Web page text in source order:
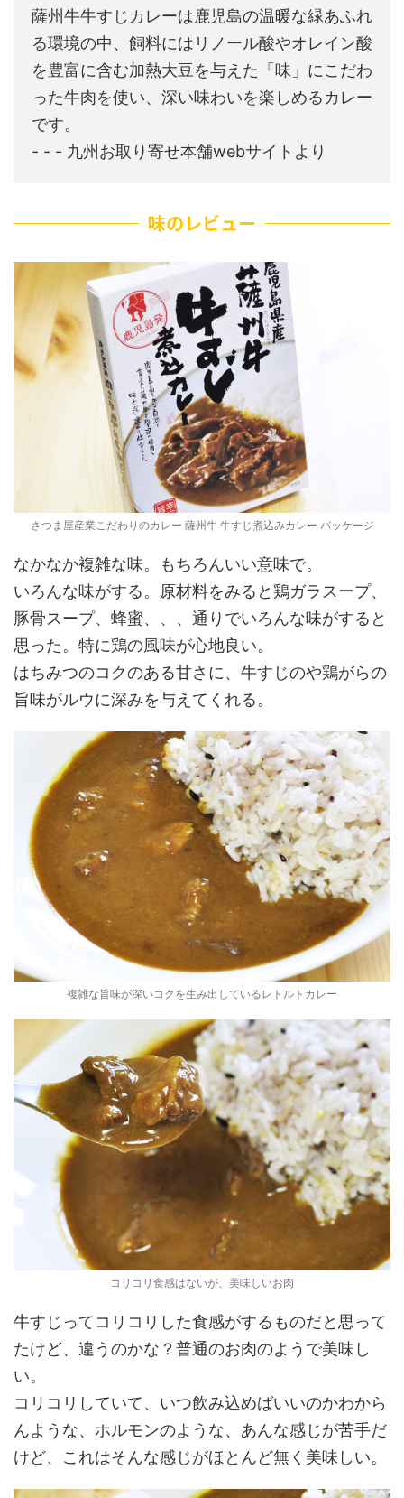
薩州牛牛すじカレーは鹿児島の温暖な緑あふれ
る環境の中、飼料にはリノール酸やオレイン酸
を豊富に含む加熱大豆を与えた「味」にこだわ
った牛肉を使い、深い味わいを楽しめるカレー
です。
- - - 九州お取り寄せ本舗webサイトより
味のレビュー
さつま屋産業こだわりのカレー 薩州牛 牛すじ煮込みカレー パッケージ
なかなか複雑な味。もちろんいい意味で。
いろんな味がする。原材料をみると鶏ガラスープ、
豚骨スープ、蜂蜜、、、通りでいろんな味がすると
思った。特に鶏の風味が心地良い。
はちみつのコクのある甘さに、牛すじのや鶏がらの
旨味がルウに深みを与えてくれる。
複雑な旨味が深いコクを生み出しているレトルトカレー
コリコリ食感はないが、美味しいお肉
牛すじってコリコリした食感がするものだと思って
たけど、違うのかな？普通のお肉のようで美味し
い。
コリコリしていて、いつ飲み込めばいいのかわから
んような、ホルモンのような、あんな感じが苦手だ
けど、これはそんな感じがほとんど無く美味しい。